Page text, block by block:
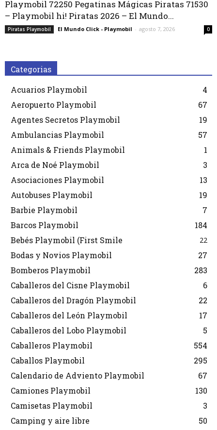
Playmobil 72250 Pegatinas Mágicas Piratas 71530
– Playmobil hi! Piratas 2026 – El Mundo...
Piratas Playmobil El Mundo Click - Playmobil - agosto 7, 2026 0
Categorias
Acuarios Playmobil
4
Aeropuerto Playmobil
67
Agentes Secretos Playmobil
19
Ambulancias Playmobil
57
Animals & Friends Playmobil
1
Arca de Noé Playmobil
3
Asociaciones Playmobil
13
Autobuses Playmobil
19
Barbie Playmobil
7
Barcos Playmobil
184
Bebés Playmobil (First Smile
22
Bodas y Novios Playmobil
27
Bomberos Playmobil
283
Caballeros del Cisne Playmobil
6
Caballeros del Dragón Playmobil
22
Caballeros del León Playmobil
17
Caballeros del Lobo Playmobil
5
Caballeros Playmobil
554
Caballos Playmobil
295
Calendario de Adviento Playmobil
67
Camiones Playmobil
130
Camisetas Playmobil
3
Camping y aire libre
50